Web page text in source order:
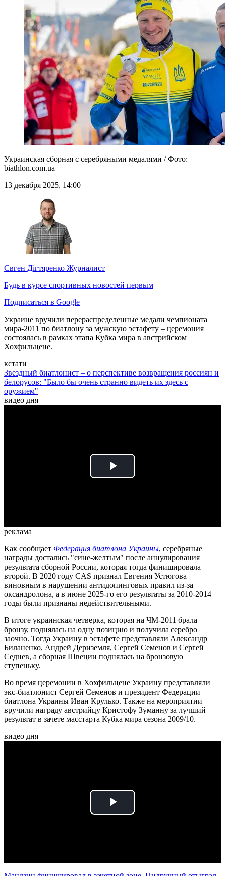
Украинская сборная с серебряными медалями / Фото:
biathlon.com.ua
13 декабря 2025, 14:00
Євген Дігтяренко Журналист
Будь в курсе спортивных новостей первым
Подписаться в Google
Украине вручили перераспределенные медали чемпионата
мира-2011 по биатлону за мужскую эстафету – церемония
состоялась в рамках этапа Кубка мира в австрийском
Хохфильцене.
кстати
Звездный биатлонист – о перспективе возвращения россиян и
белорусов: "Было бы очень странно видеть их здесь с
оружием"
видео дня
Play
реклама
Как сообщает Федерация биатлона Украины, серебряные
награды достались "сине-желтым" после аннулирования
результата сборной России, которая тогда финишировала
второй. В 2020 году CAS признал Евгения Устюгова
виновным в нарушении антидопинговых правил из-за
оксандролона, а в июне 2025-го его результаты за 2010-2014
годы были признаны недействительными.
В итоге украинская четверка, которая на ЧМ-2011 брала
бронзу, поднялась на одну позицию и получила серебро
заочно. Тогда Украину в эстафете представляли Александр
Биланенко, Андрей Дериземля, Сергей Семенов и Сергей
Седнев, а сборная Швеции поднялась на бронзовую
ступеньку.
Во время церемонии в Хохфильцене Украину представляли
экс-биатлонист Сергей Семенов и президент Федерации
биатлона Украины Иван Крулько. Также на мероприятии
вручили награду австрийцу Кристофу Зуманну за лучший
результат в зачете масстарта Кубка мира сезона 2009/10.
видео дня
Play